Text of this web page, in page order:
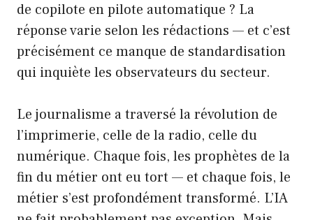
de copilote en pilote automatique ? La
réponse varie selon les rédactions — et c’est
précisément ce manque de standardisation
qui inquiète les observateurs du secteur.
Le journalisme a traversé la révolution de
l’imprimerie, celle de la radio, celle du
numérique. Chaque fois, les prophètes de la
fin du métier ont eu tort — et chaque fois, le
métier s’est profondément transformé. L’IA